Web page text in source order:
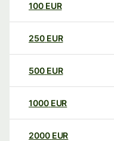
100 EUR
250 EUR
500 EUR
1000 EUR
2000 EUR